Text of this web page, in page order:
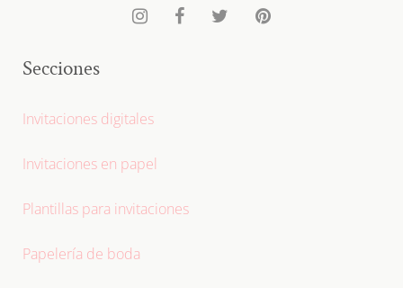
Secciones
Invitaciones digitales
Invitaciones en papel
Plantillas para invitaciones
Papelería de boda